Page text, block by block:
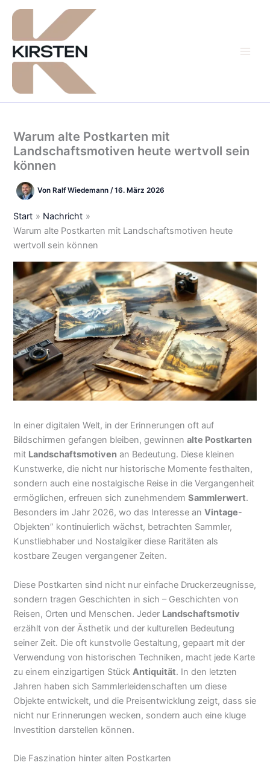
springen
Warum alte Postkarten mit
Landschaftsmotiven heute wertvoll sein
können
Von Ralf Wiedemann/16. März 2026
Start
Nachricht
Warum alte Postkarten mit Landschaftsmotiven heute
wertvoll sein können
In einer digitalen Welt, in der Erinnerungen oft auf
Bildschirmen gefangen bleiben, gewinnenalte Postkarten
mit Landschaftsmotiven an Bedeutung. Diese kleinen
Kunstwerke, die nicht nur historische Momente festhalten,
sondern auch eine nostalgische Reise in die Vergangenheit
ermöglichen, erfreuen sich zunehmendemSammlerwert.
Besonders im Jahr 2026, wo das Interesse anVintage-
Objekten” kontinuierlich wächst, betrachten Sammler,
Kunstliebhaber und Nostalgiker diese Raritäten als
kostbare Zeugen vergangener Zeiten.
Diese Postkarten sind nicht nur einfache Druckerzeugnisse,
sondern tragen Geschichten in sich – Geschichten von
Reisen, Orten und Menschen. Jeder Landschaftsmotiv
erzählt von der Ästhetik und der kulturellen Bedeutung
seiner Zeit. Die oft kunstvolle Gestaltung, gepaart mit der
Verwendung von historischen Techniken, macht jede Karte
zu einem einzigartigen StückAntiquität. In den letzten
Jahren haben sich Sammlerleidenschaften um diese
Objekte entwickelt, und die Preisentwicklung zeigt, dass sie
nicht nur Erinnerungen wecken, sondern auch eine kluge
Investition darstellen können.
Die Faszination hinter alten Postkarten